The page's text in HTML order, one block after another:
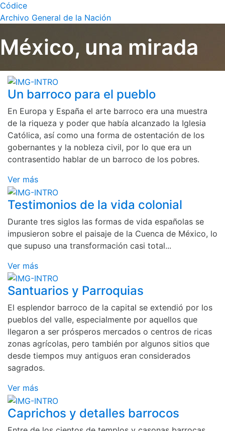
Códice
Archivo General de la Nación
México, una mirada
Un barroco para el pueblo
En Europa y España el arte barroco era una muestra
de la riqueza y poder que había alcanzado la Iglesia
Católica, así como una forma de ostentación de los
gobernantes y la nobleza civil, por lo que era un
contrasentido hablar de un barroco de los pobres.
Ver más
Testimonios de la vida colonial
Durante tres siglos las formas de vida españolas se
impusieron sobre el paisaje de la Cuenca de México, lo
que supuso una transformación casi total...
Ver más
Santuarios y Parroquias
El esplendor barroco de la capital se extendió por los
pueblos del valle, especialmente por aquellos que
llegaron a ser prósperos mercados o centros de ricas
zonas agrícolas, pero también por algunos sitios que
desde tiempos muy antiguos eran considerados
sagrados.
Ver más
Caprichos y detalles barrocos